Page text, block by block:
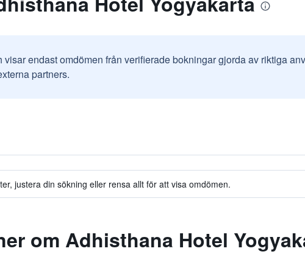
visar endast omdömen från verifierade bokningar gjorda av riktiga
partners.
justera din sökning eller rensa allt för att visa omdömen.
om Adhisthana Hotel